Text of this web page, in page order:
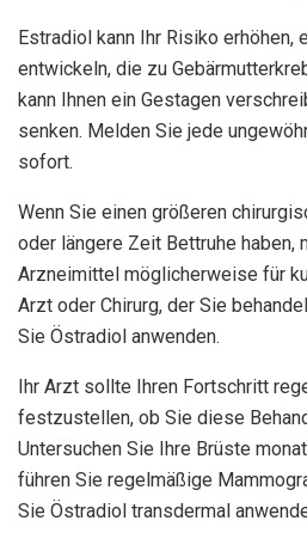
Estradiol kann Ihr Risiko erhöhen,
entwickeln, die zu
kann Ihnen ein Gestagen
senken. Melden Sie jede
sofort.
Wenn Sie einen größeren
oder längere Zeit Bettruhe haben,
Arzneimittel möglicherweise für
Arzt oder Chirurg, der Sie
Sie Östradiol anwenden.
Ihr Arzt sollte Ihren Fortschritt
festzustellen, ob Sie diese
Untersuchen Sie Ihre Brüste
führen Sie regelmäßige
Sie Östradiol transdermal